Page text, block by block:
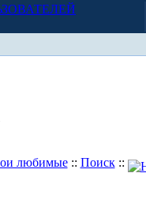
любимые:: Поиск::